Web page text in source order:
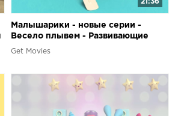
21:36
Малышарики - новые серии -
Весело плывем - Развивающие
мультики для самых маленьких
Get Movies